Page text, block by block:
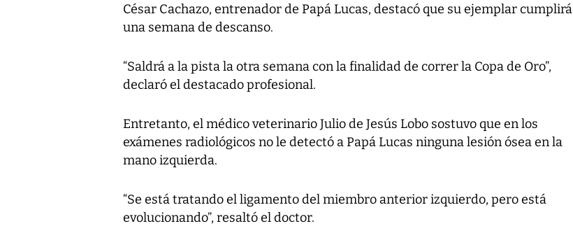
César Cachazo, entrenador de Papá Lucas, destacó que su ejemplar cumplirá
una semana de descanso.
“Saldrá a la pista la otra semana con la finalidad de correr la Copa de Oro”,
declaró el destacado profesional.
Entretanto, el médico veterinario Julio de Jesús Lobo sostuvo que en los
exámenes radiológicos no le detectó a Papá Lucas ninguna lesión ósea en la
mano izquierda.
“Se está tratando el ligamento del miembro anterior izquierdo, pero está
evolucionando”, resaltó el doctor.